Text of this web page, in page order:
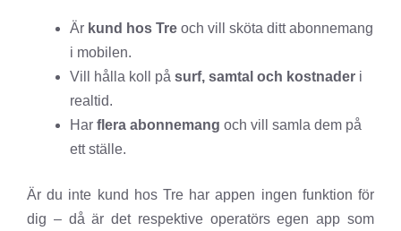
Är kund hos Tre och vill sköta ditt abonnemang
i mobilen.
Vill hålla koll på surf, samtal och kostnader i
realtid.
Har flera abonnemang och vill samla dem på
ett ställe.
Är du inte kund hos Tre har appen ingen funktion för
dig – då är det respektive operatörs egen app som